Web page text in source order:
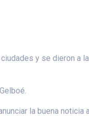
y se dieron a
la buena noticia